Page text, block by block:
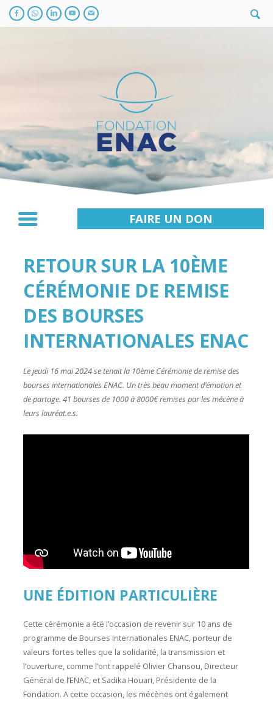
FAIRE UN DON
RETOUR SUR LA 10ÈME
CÉRÉMONIE DE REMISE
DES BOURSES
INTERNATIONALES ENAC
Le jeudi 16 mai 2024 se tenait la 10ème Cérémonie de remise des
bourses internationales ENAC. Un très beau moment d’émotion et
de partage. 41 bourses de 1000 à 8000€ remises par les mécène à
leurs lauréat.e.s.
UNE ÉDITION PARTICULIÈRE
Cette cérémonie a été l’occasion de revenir sur 10 ans de
programme de Bourses Internationales ENAC, porteur de
valeurs fortes telles que la solidarité, la transmission et
l’ouverture, comme l’ont rappelé Olivier Chansou, Directeur
Général de l’ENAC, et Sadika Houari, Présidente de la
Fondation. A cette occasion, les mécènes ont également